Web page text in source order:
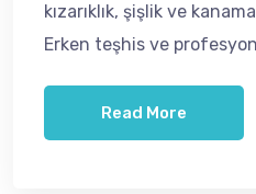
kızarıklık, şişlik ve
Erken teşhis ve
Read More